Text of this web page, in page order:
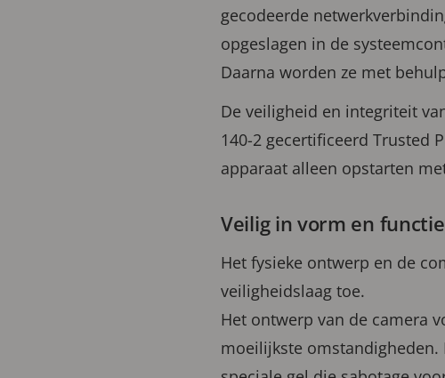
gecodeerde
opgeslagen in de
Daarna worden ze met
De veiligheid en integriteit
140-2 gecertificeerd Trusted
apparaat alleen opstarten
Veilig in vorm en functie
Het fysieke ontwerp en de
veiligheidslaag toe.
Het ontwerp van de camera
moeilijkste omstandigheden.